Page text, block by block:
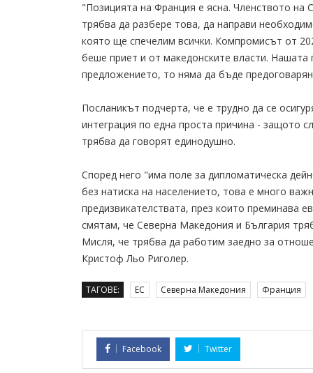
"Позицията на Франция е ясна. Членството на
трябва да разбере това, да направи
която ще спечелим всички. Компромисът от
беше приет и от македонските власти.
предложението, то няма да бъде
Посланикът подчерта, че е трудно да се
интеграция по една проста причина - защото
трябва да говорят единодушно.
Според него "има поле за дипломатическа
без натиска на населението, това е много
предизвикателствата, през които преминава
смятам, че Северна Македония и България
Мисля, че трябва да работим заедно за
Кристоф Льо Риголер.
ТАГОВЕ: ЕС Северна Македония Франция
Facebook Twitter